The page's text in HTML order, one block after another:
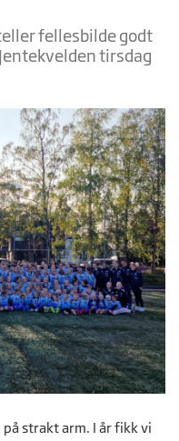
fellesbilde godt
tirsdag
strakt arm. I år fikk vi